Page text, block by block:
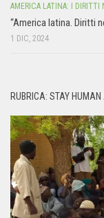
AMERICA LATINA: I DIRITTI
“America latina. Diritti
1 DIC, 2024
RUBRICA: STAY HUMAN